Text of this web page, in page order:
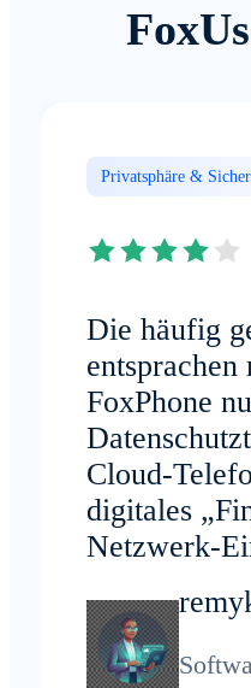
Privatsphäre &
Die häufig
FoxPhone
Cloud-
digitales
Netzwerk-
Dadurch